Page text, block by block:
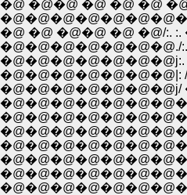
�@ �@�@ �@ �@ �@
�@ �@ �@�@ �@ �@/:. :.
�@�@�@�@�@�@�@./:..
�@�@�@�@�@�@�@j:.
�@�@�@�@�@�@�@|: /
�@�@�@�@�@�@�@j/